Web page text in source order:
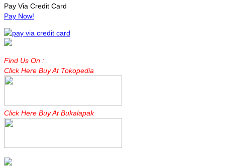
Pay Via Credit Card
Pay Now!
Find Us On :
Click Here Buy At Tokopedia
Click Here Buy At Bukalapak